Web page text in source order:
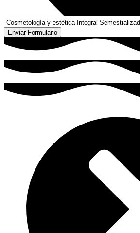
Enviar Formulario